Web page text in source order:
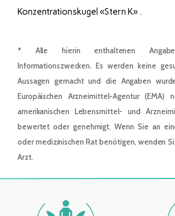
Konzentrationskugel «Stern K» .
* Alle hierin enthaltenen
Informationszwecken. Es werden keine
Aussagen gemacht und die Angaben
Europäischen Arzneimittel-Agentur
amerikanischen Lebensmittel- und
bewertet oder genehmigt. Wenn Sie an
oder medizinischen Rat benötigen, wenden
Arzt.